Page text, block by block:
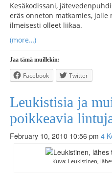
Kesäkodissani,
eräs onneton matkamies,
ilmeisesti olleet liikaa.
(more…)
Jaa tämä muillekin:
Facebook Twitter
Leukistisia ja
poikkeavia
February 10, 2010 10:56 pm 4
Kuva: Leukistinen,